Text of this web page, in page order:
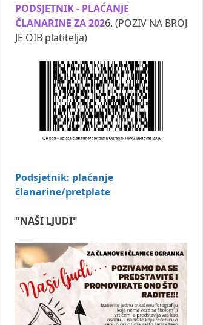
PODSJETNIK - PLAĆANJE
ČLANARINE ZA 2026. (POZIV NA BROJ
JE OIB platitelja)
Podsjetnik: plaćanje
članarine/pretplate
"NAŠI LJUDI"